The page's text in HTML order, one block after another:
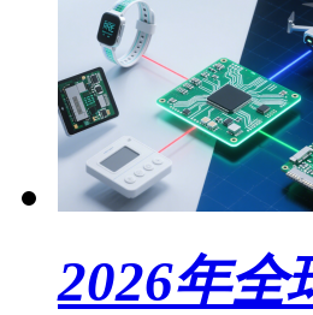
2026年全